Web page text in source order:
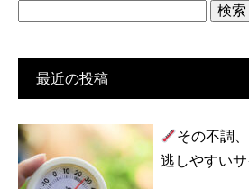
最近の投稿
その不調
逃しやすい